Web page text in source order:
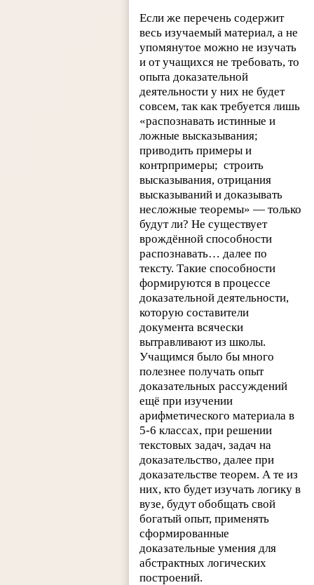
Если же перечень содержит
весь изучаемый материал, а не
упомянутое можно не изучать
и от учащихся не требовать, то
опыта доказательной
деятельности у них не будет
совсем, так как требуется лишь
«распознавать истинные и
ложные высказывания;
приводить примеры и
контрпримеры; строить
высказывания, отрицания
высказываний и доказывать
несложные теоремы» — только
будут ли? Не существует
врождённой способности
распознавать… далее по
тексту. Такие способности
формируются в процессе
доказательной деятельности,
которую составители
документа всячески
вытравливают из школы.
Учащимся было бы много
полезнее получать опыт
доказательных рассуждений
ещё при изучении
арифметического материала в
5-6 классах, при решении
текстовых задач, задач на
доказательство, далее при
доказательстве теорем. А те из
них, кто будет изучать логику в
вузе, будут обобщать свой
богатый опыт, применять
сформированные
доказательные умения для
абстрактных логических
построений.